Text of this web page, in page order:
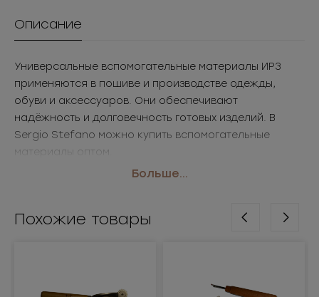
Описание
Универсальные вспомогательные материалы ИР3
применяются в пошиве и производстве одежды,
обуви и аксессуаров. Они обеспечивают
надёжность и долговечность готовых изделий. В
Sergio Stefano можно купить вспомогательные
материалы оптом.
Больше...
Похожие товары